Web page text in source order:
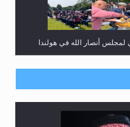
لمجلس أنصار الله في هولندا